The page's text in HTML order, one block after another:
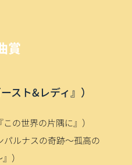
賞
スト&レディ』）
の世界の片隅に』）
パルナスの奇跡～孤高の
）